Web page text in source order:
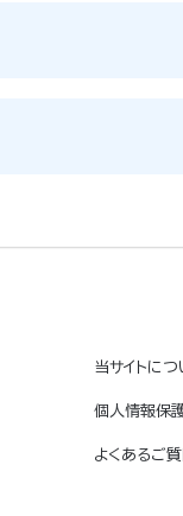
当サイトにつ
個人情報保
よくあるご質